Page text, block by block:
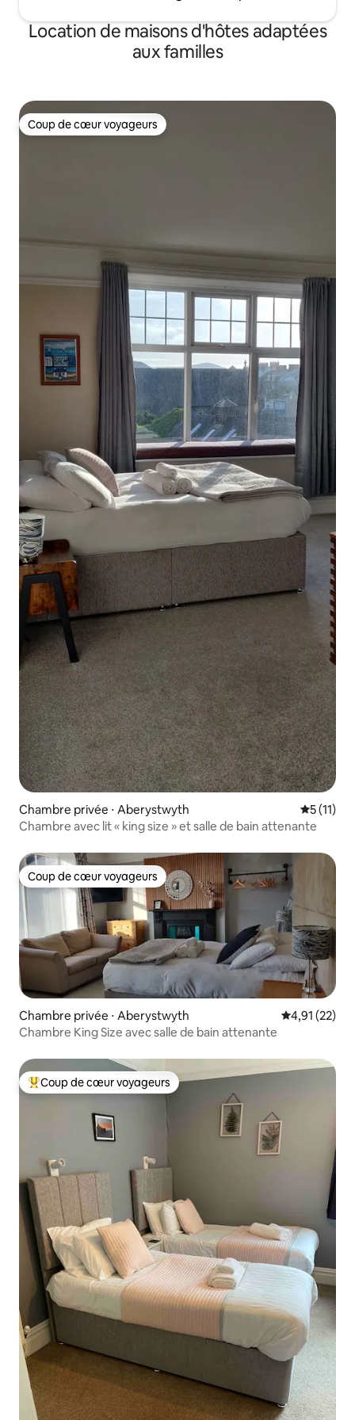
Location de maisons d'hôtes adaptées
aux familles
Coup de cœur voyageurs
Coup de cœur voyageurs
Chambre privée ⋅ Aberystwyth
5 (11)
Chambre avec lit « king size » et salle de bain attenante
Coup de cœur voyageurs
Coup de cœur voyageurs
Chambre privée ⋅ Aberystwyth Évaluation
4,91 (22)
Chambre King Size avec salle de bain attenante
Coups de cœur voyageurs les plus appréciés
Coup de cœur voyageurs